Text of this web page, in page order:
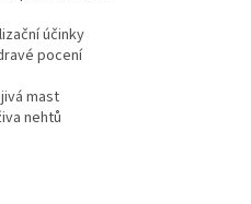
účinky
pocení
mast
nehtů